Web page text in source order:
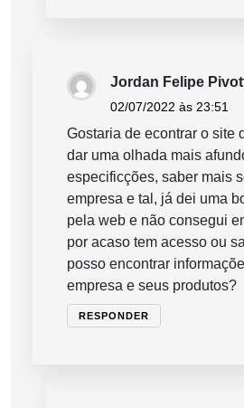
Jordan Felipe
02/07/2022 às 23:51
Gostaria de econtrar o site
dar uma olhada mais
especificções, saber mais
empresa e tal, já dei uma
pela web e não consegui
por acaso tem acesso ou
posso encontrar
empresa e seus produtos?
RESPONDER